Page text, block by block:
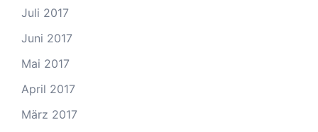
Juli 2017
Juni 2017
Mai 2017
April 2017
März 2017